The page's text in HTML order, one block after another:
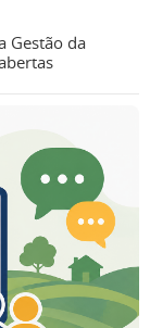
Gestão da